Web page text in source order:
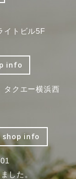
イトビル5F
info
クエー横浜西
shop info
した。